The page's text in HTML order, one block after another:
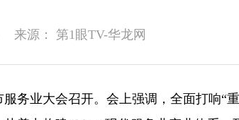
来源： 第1眼TV-华龙网
服务业大会召开。会上强调，全面打响“